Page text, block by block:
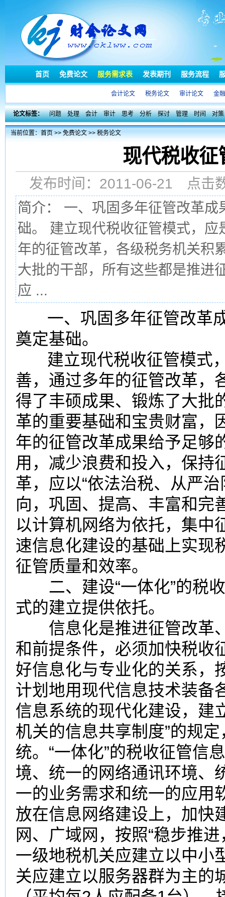
首页 免费论文 服务需求表 发表期刊 服务流程
会计论文 税务论文 审计论文 金
论文标签： 问题 处理 会计 审计 思考 分析 探讨 管理 时间 对策
当前位置：首页>>免费论文>>税务论文
现代税收征
发布时间：2011-06-21 点
简介： 一、巩固多年征管改革
础。 建立现代税收征管模式，
年的征管改革，各级税务机关积
大批的干部，所有这些都是推进
应 ...
一、巩固多年征管改革
奠定基础。
建立现代税收征管模式
善，通过多年的征管改革，
得了丰硕成果、锻炼了大批
革的重要基础和宝贵财富，
年的征管改革成果给予足够
用，减少浪费和投入，保持
革，应以“依法治税、从严
向，巩固、提高、丰富和完
以计算机网络为依托，集中
速信息化建设的基础上实现
征管质量和效率。
二、建设“一体化”的税收
式的建立提供依托。
信息化是推进征管改革
和前提条件，必须加快税收
好信息化与专业化的关系，
计划地用现代信息技术装备
信息系统的现代化建设，建
机关的信息共享制度”的规
统。“一体化”的税收征管信
境、统一的网络通讯环境、
一的业务需求和统一的应用
放在信息网络建设上，加快
网、广域网，按照“稳步推
一级地税机关应建立以中小
关应建立以服务器群为主的